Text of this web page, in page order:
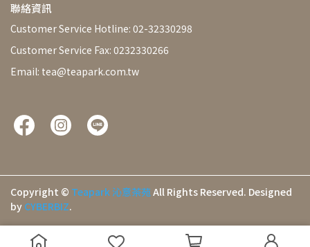
聯絡資訊
Customer Service Hotline: 02-32330298
Customer Service Fax: 0232330266
Email: tea@teapark.com.tw
Copyright © Teapark 沁意茶苑All Rights Reserved. Designed
by CYBERBIZ.